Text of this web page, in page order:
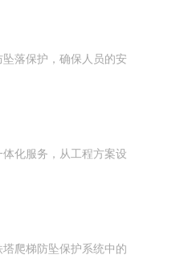
落保护，确保人员的安
化服务，从工程方案设
爬梯防坠保护系统中的